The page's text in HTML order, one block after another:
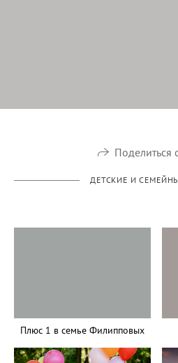
Поделиться
ДЕТСКИЕ И
Плюс 1 в семье Филипповых